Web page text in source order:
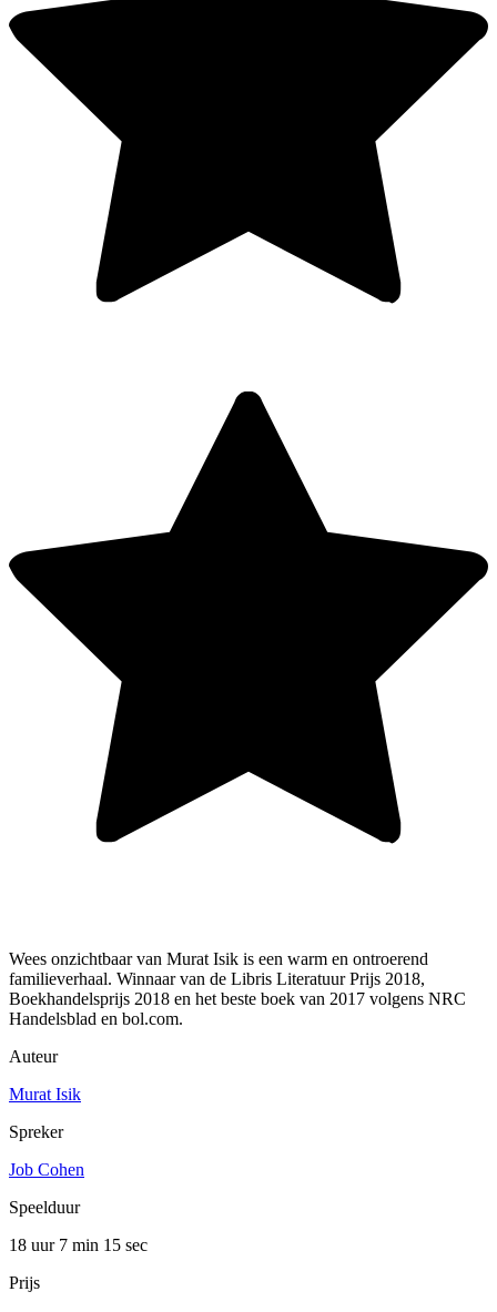
Wees onzichtbaar van Murat Isik is een warm en ontroerend
familieverhaal. Winnaar van de Libris Literatuur Prijs 2018,
Boekhandelsprijs 2018 en het beste boek van 2017 volgens NRC
Handelsblad en bol.com.
Auteur
Murat Isik
Spreker
Job Cohen
Speelduur
18 uur 7 min 15 sec
Prijs